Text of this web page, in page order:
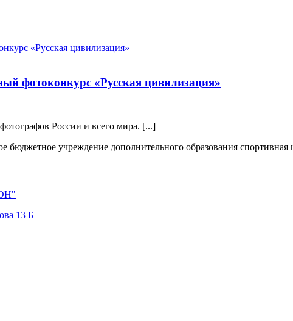
фотоконкурс «Русская цивилизация»
России и всего мира. [...]
бюджетное учреждение дополнительного образования
13 Б